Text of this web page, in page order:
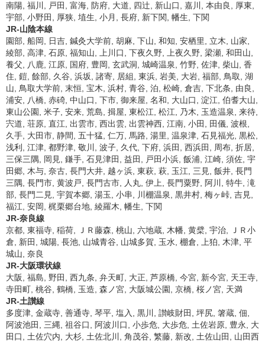
南陽, 福川, 戸田, 富海, 防府, 大道, 四辻, 新山口, 嘉川, 本由良, 厚東,
宇部, 小野田, 厚狭, 埴生, 小月, 長府, 新下関, 幡生, 下関
JR-山陰本線
園部, 船岡, 日吉, 鍼灸大学前, 胡麻, 下山, 和知, 安栖里, 立木, 山家,
綾部, 高津, 石原, 福知山, 上川口, 下夜久野, 上夜久野, 梁瀬, 和田山,
養父, 八鹿, 江原, 国府, 豊岡, 玄武洞, 城崎温泉, 竹野, 佐津, 柴山, 香
住, 鎧, 餘部, 久谷, 浜坂, 諸寄, 居組, 東浜, 岩美, 大岩, 福部, 鳥取, 湖
山, 鳥取大学前, 末恒, 宝木, 浜村, 青谷, 泊, 松崎, 倉吉, 下北条, 由良,
浦安, 八橋, 赤碕, 中山口, 下市, 御来屋, 名和, 大山口, 淀江, 伯耆大山,
東山公園, 米子, 安来, 荒島, 揖屋, 東松江, 松江, 乃木, 玉造温泉, 来待,
宍道, 荘原, 直江, 出雲市, 西出雲, 出雲神西, 江南, 小田, 田儀, 波根,
久手, 大田市, 静間, 五十猛, 仁万, 馬路, 湯里, 温泉津, 石見福光, 黒松,
浅利, 江津, 都野津, 敬川, 波子, 久代, 下府, 浜田, 西浜田, 周布, 折居,
三保三隅, 岡見, 鎌手, 石見津田, 益田, 戸田小浜, 飯浦, 江崎, 須佐, 宇
田郷, 木与, 奈古, 長門大井, 越ヶ浜, 東萩, 萩, 玉江, 三見, 飯井, 長門
三隅, 長門市, 黄波戸, 長門古市, 人丸, 伊上, 長門粟野, 阿川, 特牛, 滝
部, 長門二見, 宇賀本郷, 湯玉, 小串, 川棚温泉, 黒井村, 梅ヶ峠, 吉見,
福江, 安岡, 梶栗郷台地, 綾羅木, 幡生, 下関
JR-奈良線
京都, 東福寺, 稲荷, ＪＲ藤森, 桃山, 六地蔵, 木幡, 黄檗, 宇治, ＪＲ小
倉, 新田, 城陽, 長池, 山城青谷, 山城多賀, 玉水, 棚倉, 上狛, 木津, 平
城山, 奈良
JR-大阪環状線
大阪, 福島, 野田, 西九条, 弁天町, 大正, 芦原橋, 今宮, 新今宮, 天王寺,
寺田町, 桃谷, 鶴橋, 玉造, 森ノ宮, 大阪城公園, 京橋, 桜ノ宮, 天満
JR-土讃線
多度津, 金蔵寺, 善通寺, 琴平, 塩入, 黒川, 讃岐財田, 坪尻, 箸蔵, 佃,
阿波池田, 三縄, 祖谷口, 阿波川口, 小歩危, 大歩危, 土佐岩原, 豊永, 大
田口, 土佐穴内, 大杉, 土佐北川, 角茂谷, 繁藤, 新改, 土佐山田, 山田西